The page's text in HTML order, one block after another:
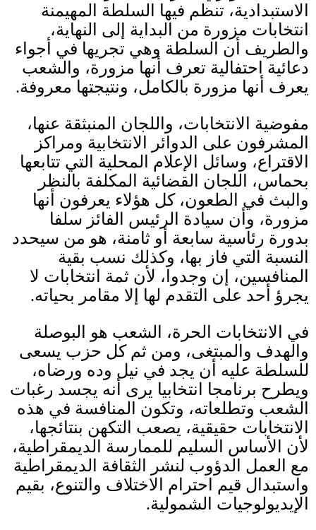
الاستبدادية، تنظم فيها السلطة المهيمنة
انتخابات مزورة من البداية إلى النهاية،
والطريف أن السلطة وهي تجريها في أجواء
دعائية احتفالية تعرف أنها مزورة، والشعب
يعرف أنها مزورة بالكامل، ونتيجتها معروفة.
مفوضية الانتخابات، واللجان المنبثقة عنها،
المشرفون على الدوائر الانتخابية ومراكز
الاقتراع، وسائل الإعلام المحلية التي تتابعها
بحماس، اللجان القضائية المكلفة بالنظر
والبث في الطعون، كل هؤلاء يعرفون أنها
مزورة، وأن سيادة الرئيس الفائز سلفا
بدورة رئاسية سابعة أو ثامنة، هو من سيحدد
النسبة التي فاز بها، وكذلك نسب بقية
المنافسين، إن وجدوا، لأن ثمة انتخابات لا
يجرؤ أحد على التقدم لها إلا مقامر بحياته.
في الانتخابات الحرة، الشعب هو البوصلة
والهدف والمبتغى، ومن ثم كل حزب يسعى
للسلطة عليه أن يجد في نيل وده ورضاه،
ويطرح برنامجا انتخابيا يرى أنه يجسد رغبات
الشعب وتطلعاته، وتكون المنافسة في هذه
الانتخابات حقيقية، يصعب التكهن بنتائجها،
لأن الأساس السليم للممارسة الديمقراطية،
مع العمل الدؤوب لنشر الثقافة الديمقراطية
واستبدال قيم احترام الاختلاف والتنوع، بقيم
الإيديولوجيات الشمولية.